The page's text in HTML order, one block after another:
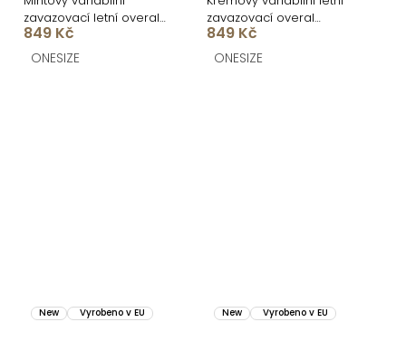
zavazovací letní overal
ARVIAN
849 Kč
ONESIZE
zavazovací overal
ARVIAN
849 Kč
ONESIZE
New Vyrobeno v EU New Vyrobeno v EU